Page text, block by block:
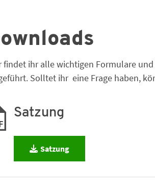
findet ihr alle wichtigen Formulare
Solltet ihr eine Frage haben,
Satzung
Satzung